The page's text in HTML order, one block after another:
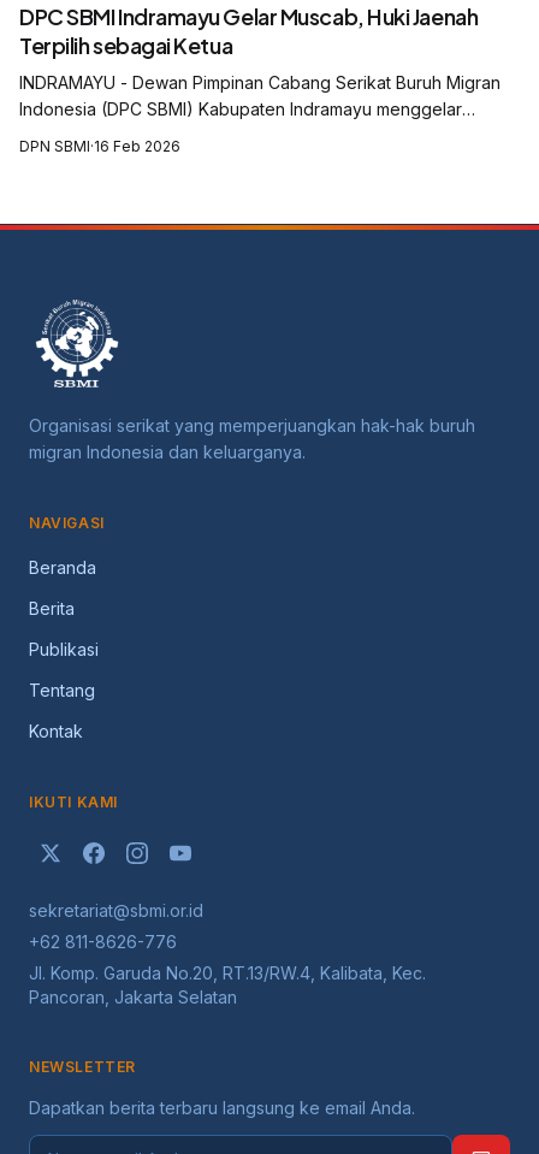
DPC SBMI Indramayu Gelar Muscab, Huki Jaenah
Terpilih sebagai Ketua
INDRAMAYU - Dewan Pimpinan Cabang Serikat Buruh Migran
Indonesia (DPC SBMI) Kabupaten Indramayu menggelar
DPN SBMI·16 Feb 2026
Organisasi serikat yang memperjuangkan hak-hak buruh
migran Indonesia dan keluarganya.
NAVIGASI
Beranda
Berita
Publikasi
Tentang
Kontak
IKUTI KAMI
sekretariat@sbmi.or.id
+62 811-8626-776
Jl. Komp. Garuda No.20, RT.13/RW.4, Kalibata, Kec.
Pancoran, Jakarta Selatan
NEWSLETTER
Dapatkan berita terbaru langsung ke email Anda.